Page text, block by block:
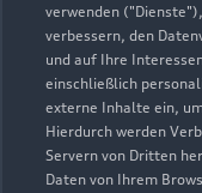
verwenden
verbessern, den
und auf Ihre
einschließlich
externe Inhalte ein,
Hierdurch werden
Servern von Dritten
Daten von Ihrem
Lausitzer
02991 Lauta